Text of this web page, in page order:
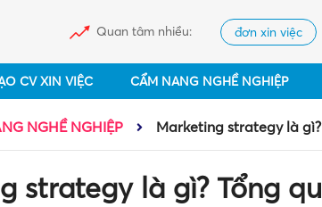
Quan tâm nhiều: đơn xin việc
CV XIN VIỆC CẨM NANG NGHỀ NGHIỆP
NGHỀ NGHIỆP Marketing strategy là
strategy là gì? Tổng